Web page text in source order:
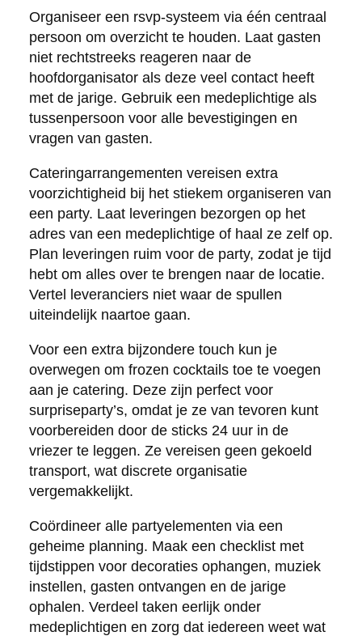
Organiseer een rsvp-systeem via één centraal
persoon om overzicht te houden. Laat gasten
niet rechtstreeks reageren naar de
hoofdorganisator als deze veel contact heeft
met de jarige. Gebruik een medeplichtige als
tussenpersoon voor alle bevestigingen en
vragen van gasten.
Cateringarrangementen vereisen extra
voorzichtigheid bij het stiekem organiseren van
een party. Laat leveringen bezorgen op het
adres van een medeplichtige of haal ze zelf op.
Plan leveringen ruim voor de party, zodat je tijd
hebt om alles over te brengen naar de locatie.
Vertel leveranciers niet waar de spullen
uiteindelijk naartoe gaan.
Voor een extra bijzondere touch kun je
overwegen om frozen cocktails toe te voegen
aan je catering. Deze zijn perfect voor
surpriseparty’s, omdat je ze van tevoren kunt
voorbereiden door de sticks 24 uur in de
vriezer te leggen. Ze vereisen geen gekoeld
transport, wat discrete organisatie
vergemakkelijkt.
Coördineer alle partyelementen via een
geheime planning. Maak een checklist met
tijdstippen voor decoraties ophangen, muziek
instellen, gasten ontvangen en de jarige
ophalen. Verdeel taken eerlijk onder
medeplichtigen en zorg dat iedereen weet wat